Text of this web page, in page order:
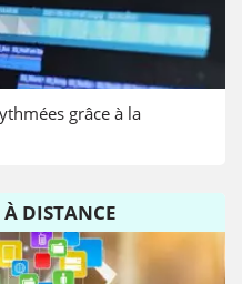
grâce à la
À DISTANCE